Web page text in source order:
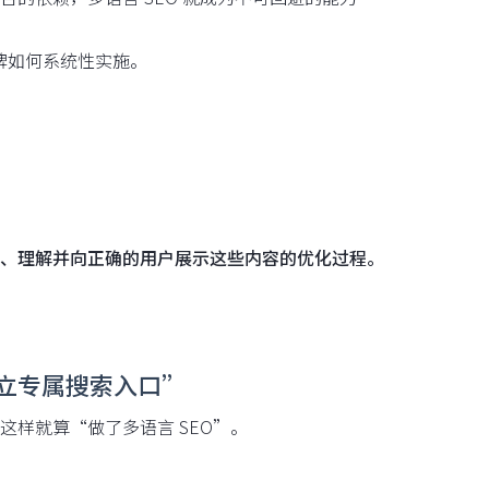
何系统性实施。
解并向正确的用户展示这些内容的优化过程。
属搜索入口”
样就算“做了多语言 SEO”。